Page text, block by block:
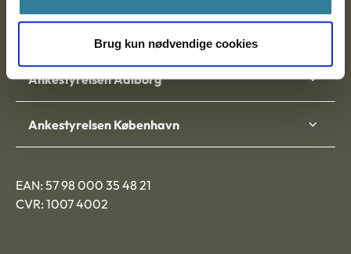
Brug kun nødvendige cookies
9000 Aalborg
Ankestyrelsen Aalborg
Ankestyrelsen København
EAN: 57 98 000 35 48 21
CVR: 1007 4002